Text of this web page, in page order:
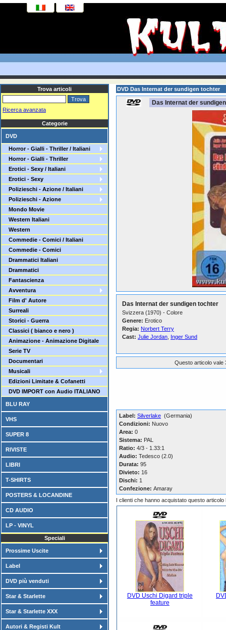
Trova articoli
Ricerca avanzata
Categorie
DVD
Horror - Gialli - Thriller / Italiani
Horror - Gialli - Thriller
Erotici - Sexy / Italiani
Erotici - Sexy
Polizieschi - Azione / Italiani
Polizieschi - Azione
Mondo Movie
Western Italiani
Western
Commedie - Comici / Italiani
Commedie - Comici
Drammatici Italiani
Drammatici
Fantascienza
Avventura
Film d' Autore
Surreali
Storici - Guerra
Classici ( bianco e nero )
Animazione - Animazione Digitale
Serie TV
Documentari
Musicali
Edizioni Limitate & Cofanetti
DVD IMPORT con Audio ITALIANO
BLU RAY
VHS
SUPER 8
RIVISTE
LIBRI
T-SHIRTS
POSTERS & LOCANDINE
CD AUDIO
LP - VINYL
Speciali
Prossime Uscite
Label
DVD più venduti
Star & Starlette
Star & Starlette XXX
Autori & Registi Kult
DVD Das Internat der sundigen tochter
Das Internat der
Das Internat der sundigen tochter
Svizzera (1970) - Colore
Genere: Erotico
Regia: Norbert Terry
Cast: Julie Jordan Inger Sund
Questo articolo vale
Label: Silverlake (Germania)
Condizioni: Nuovo
Area: 0
Sistema: PAL
Ratio: 4/3 - 1.33:1
Audio: Tedesco (2.0)
Durata: 95
Divieto: 16
Dischi: 1
Confezione: Amaray
I clienti che hanno acquistato questo
DVD Uschi Digard triple
feature